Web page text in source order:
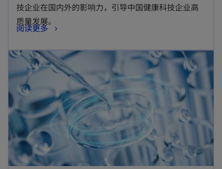
技企业在国内外的影响力，引导中国健康科技企业高
质量发展。
阅读更多